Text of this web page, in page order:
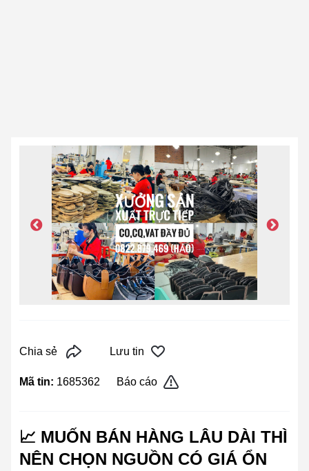
Chia sẻ Lưu tin
Mã tin: 1685362 Báo cáo
📈 MUỐN BÁN HÀNG LÂU DÀI THÌ
NÊN CHỌN NGUỒN CÓ GIÁ ỔN